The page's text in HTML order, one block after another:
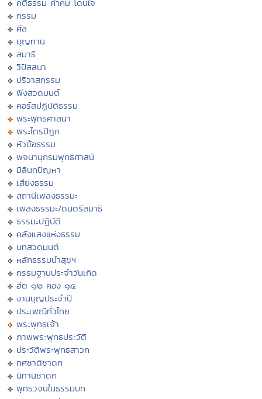
คติธรรม คำคม โดนใจ
กรรม
ศีล
บุญทาน
สมาธิ
วิปัสสนา
ปริวาสกรรม
ฟังสวดมนต์
คอร์สปฏิบัติธรรม
พระพุทธศาสนา
พระไตรปิฏก
หัวข้อธรรม
พจนานุกรมพุทธศาสน์
มิลินทปัญหา
เสียงธรรม
สถานีเพลงธรรมะ
เพลงธรรมะ/ดนตรีสมาธิ
ธรรมะปฏิบัติ
คลังแสงแห่งธรรม
บทสวดมนต์
หลักธรรมนำสุขฯ
กรรมฐานประจำวันเกิด
ฮีต ๑๒ คอง ๑๔
งานบุญประจำปี
ประเพณีทั่วไทย
พระพุทธเจ้า
ภาพพระพุทธประวัติ
ประวัติพระพุทธสาวก
ทศชาติชาดก
นิทานชาดก
พุทธวจนในธรรมบท